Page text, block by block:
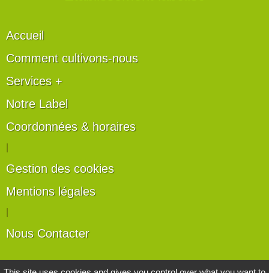
Accueil
Comment cultivons-nous
Services +
Notre Label
Coordonnées & horaires
Gestion des cookies
Mentions légales
Nous Contacter